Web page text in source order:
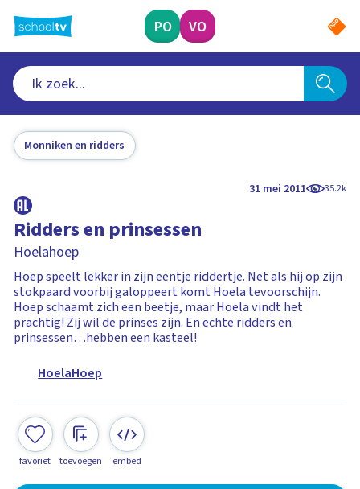
naar
hoofdinhoud
PO VO
Monniken en ridders
31 mei 2011 35.2k
Ridders en prinsessen
Hoelahoep
Hoep speelt lekker in zijn eentje riddertje. Net als hij op zijn
stokpaard voorbij galoppeert komt Hoela tevoorschijn.
Hoep schaamt zich een beetje, maar Hoela vindt het
prachtig! Zij wil de prinses zijn. En echte ridders en
prinsessen…hebben een kasteel!
HoelaHoep
favoriet toevoegen embed